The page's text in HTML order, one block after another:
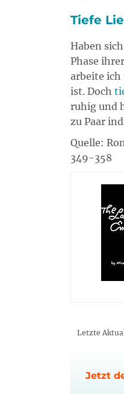
Tiefe
Haben
Phase
arbeite ich
ist. Doch
ruhig und
zu Paar
Quelle:
349-358
Letzte
Jetzt